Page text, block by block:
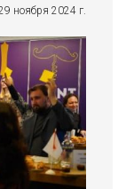
ноября 2024 г.